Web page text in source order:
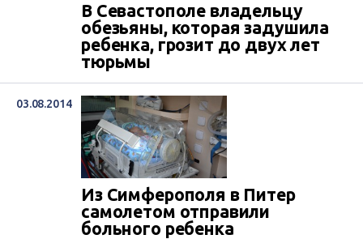
В Севастополе владельцу
обезьяны, которая задушила
ребенка, грозит до двух лет
тюрьмы
03.08.2014
Из Симферополя в Питер
самолетом отправили
больного ребенка